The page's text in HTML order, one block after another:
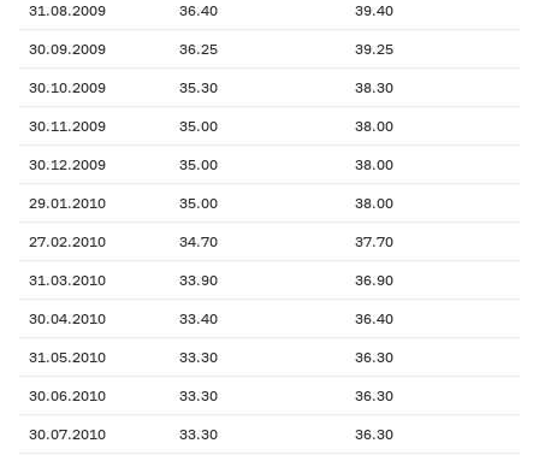
31.08.2009 36.40 39.40
30.09.2009 36.25 39.25
30.10.2009 35.30 38.30
30.11.2009 35.00 38.00
30.12.2009 35.00 38.00
29.01.2010 35.00 38.00
27.02.2010 34.70 37.70
31.03.2010 33.90 36.90
30.04.2010 33.40 36.40
31.05.2010 33.30 36.30
30.06.2010 33.30 36.30
30.07.2010 33.30 36.30